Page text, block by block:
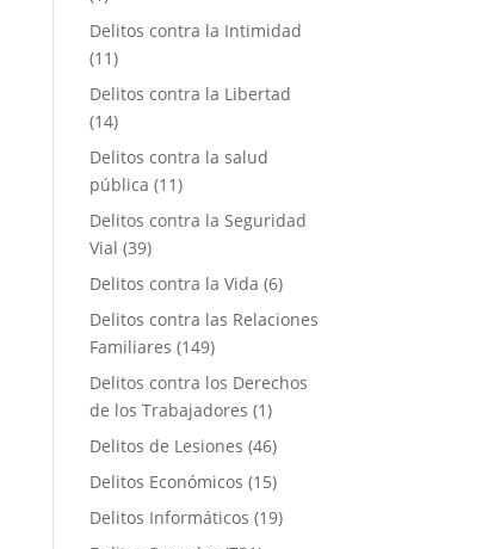
Delitos contra la Intimidad
(11)
Delitos contra la Libertad
(14)
Delitos contra la salud
pública (11)
Delitos contra la Seguridad
Vial (39)
Delitos contra la Vida (6)
Delitos contra las Relaciones
Familiares (149)
Delitos contra los Derechos
de los Trabajadores (1)
Delitos de Lesiones (46)
Delitos Económicos (15)
Delitos Informáticos (19)